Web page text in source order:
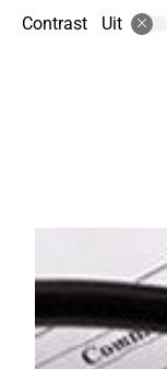
Contrast Uit